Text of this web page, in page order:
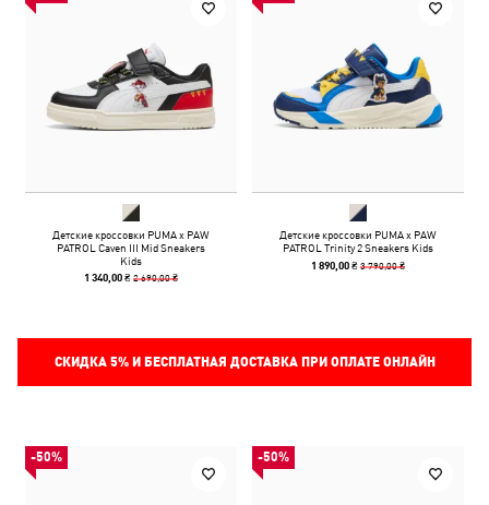
Детские кроссовки PUMA x PAW
PATROL Caven III Mid Sneakers
Kids
1 340,00 ₴2 690,00 ₴
Детские кроссовки PUMA x PAW
PATROL Trinity 2 Sneakers Kids
1 890,00 ₴3 790,00 ₴
СКИДКА 5%И БЕСПЛАТНАЯ ДОСТАВКА ПРИ ОПЛАТЕ ОНЛАЙН
-50% -50%